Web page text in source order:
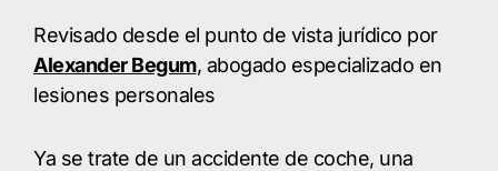
Revisado desde el punto de vista jurídico por
Alexander Begum, abogado especializado en
lesiones personales
Ya se trate de un accidente de coche, una